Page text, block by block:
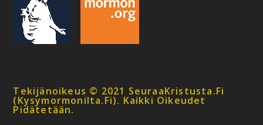
Tekijänoikeus © 2021 SeuraaKristusta.fi
(kysymormonilta.fi). Kaikki Oikeudet
Pidätetään.